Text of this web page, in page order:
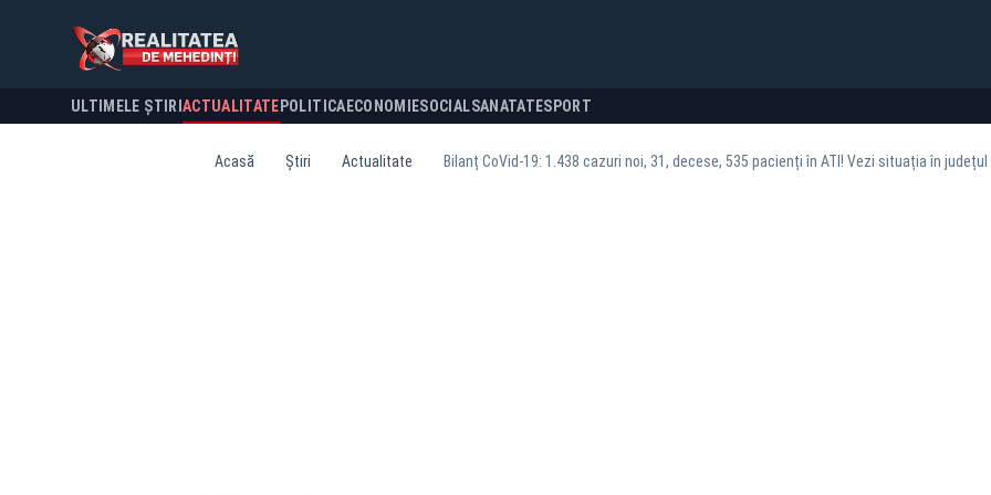
ULTIMELE ȘTIRI ACTUALITATE POLITICA ECONOMIESOCIALSANATATESPORT
Acasă Știri Actualitate Bilanț CoVid-19: 1.438 cazuri noi, 31, decese, 535 pacienți în ATI! Vezi situația în județul